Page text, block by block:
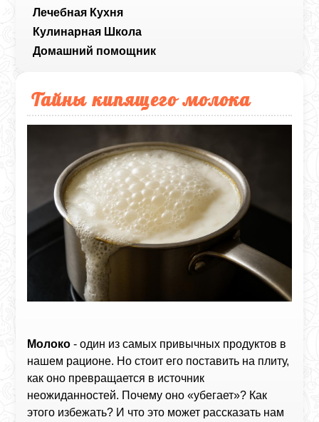
Лечебная Кухня
Кулинарная Школа
Домашний помощник
Тайны кипящего молока
Молоко - один из самых привычных продуктов в
нашем рационе. Но стоит его поставить на плиту,
как оно превращается в источник
неожиданностей. Почему оно «убегает»? Как
этого избежать? И что это может рассказать нам